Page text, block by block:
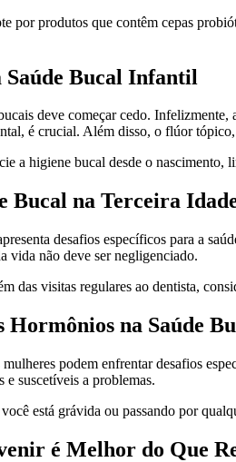
por produtos que contêm cepas
Saúde Bucal Infantil
deve começar cedo.
é crucial. Além disso, o flúor
a higiene bucal desde o nascimento,
Bucal na Terceira
desafios específicos para a
vida não deve ser negligenciado.
das visitas regulares ao dentista,
Hormônios na Saúde
podem enfrentar desafios
e suscetíveis a problemas.
você está grávida ou passando por
é Melhor do Que